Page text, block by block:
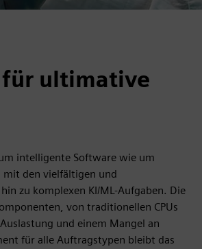
für ultimative
intelligente Software wie um
mit den vielfältigen und
zu komplexen KI/ML-Aufgaben. Die
von traditionellen CPUs
und einem Mangel an
für alle Auftragstypen bleibt das